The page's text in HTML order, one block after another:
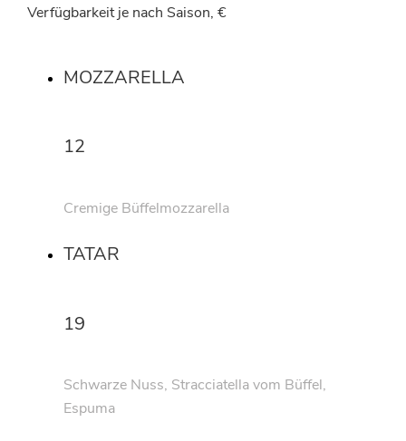
Verfügbarkeit je nach Saison, €
MOZZARELLA
12
Cremige Büffelmozzarella
TATAR
19
Schwarze Nuss, Stracciatella vom Büffel,
Espuma